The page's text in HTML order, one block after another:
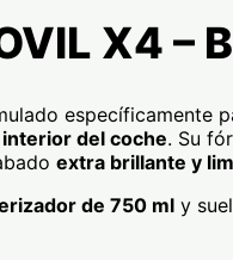
X4 –
específicamente
del coche. Su
extra brillante y
de 750 ml y